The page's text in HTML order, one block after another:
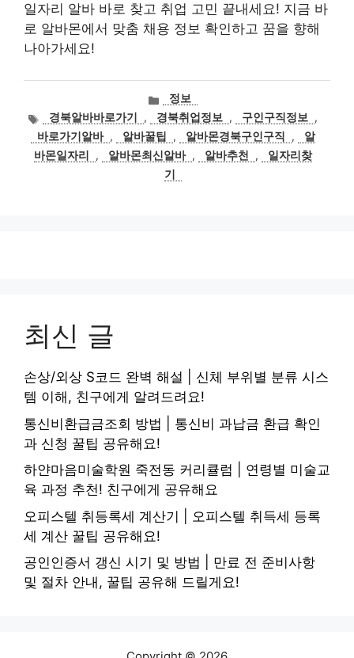
일자리 알바 바로 찾고 취업 고민 끝내세요! 지금 바
로 알바몬에서 맞춤 채용 정보 확인하고 꿈을 향해
나아가세요!
카
테
고
리
정보
태
그
경북알바바로가기 , 경북취업정보 , 구인구직정보
,
바로가기알바 , 알바꿀팁 , 알바몬경북구인구직 ,
알
바몬일자리
, 알바몬최신알바 , 알바추천 ,
일자리찾
기
최신 글
손상/외상 S코드 완벽 해설 | 신체 부위별 분류 시스
템 이해, 친구에게 알려드려요!
통신비환급금조회 방법 | 통신비 과납금 환급 확인
과 신청 꿀팁 공유해요!
하얀마음미술학원 죽전동 커리큘럼 | 연령별 미술교
육 과정 추천! 친구에게 공유해요
오피스텔 취등록세 계산기 | 오피스텔 취득세 등록
세 계산 꿀팁 공유해요!
공인인증서 갱신 시기 및 방법 | 만료 전 준비사항
및 절차 안내, 꿀팁 공유해 드릴게요!